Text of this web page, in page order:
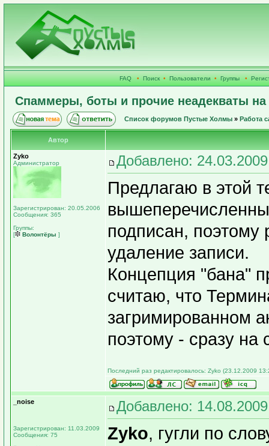
FAQ • Поиск • Пользователи • Группы •
Спаммеры, боты и прочие неадекваты
Список форумов Пустые Холмы » Работа
Автор
Zyko
Администратор
Зарегистрирован: 20.05.2006
Сообщения: 365
Группы:
[
Волонтёры ]
Добавлено:
Предлагаю в этой
подписан, поэтому
удаление записи.
Концепция "бана"
считаю, что
загримированном
поэтому - сразу на
Последний раз редактировалось: Zyko (23.12.2009
_noise
Зарегистрирован: 11.03.2009
Сообщения: 75
Добавлено:
Zyko, гугли по